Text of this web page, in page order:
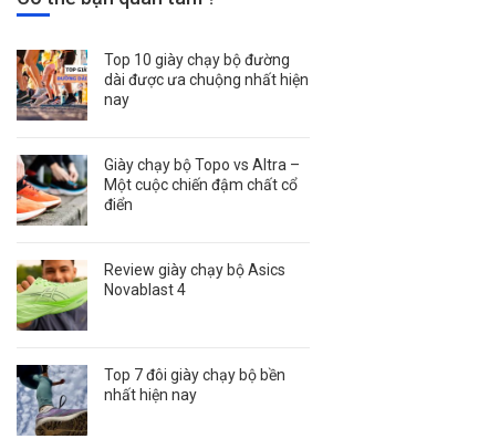
Top 10 giày chạy bộ đường
dài được ưa chuộng nhất hiện
nay
Giày chạy bộ Topo vs Altra –
Một cuộc chiến đậm chất cổ
điển
Review giày chạy bộ Asics
Novablast 4
Top 7 đôi giày chạy bộ bền
nhất hiện nay